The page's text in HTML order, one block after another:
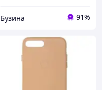
Бузина 91%